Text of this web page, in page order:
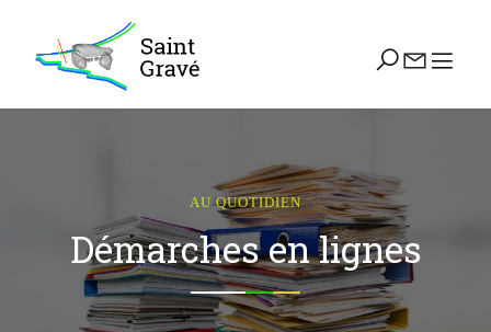
AU QUOTIDIEN
Démarches en lignes